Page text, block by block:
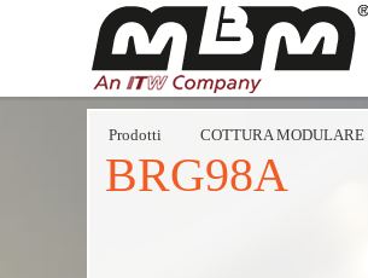
Prodotti COTTURA MODULARE
BRG98A